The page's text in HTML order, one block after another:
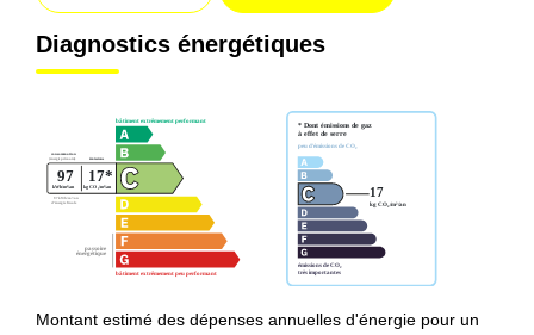
Diagnostics énergétiques
Montant estimé des dépenses annuelles d'énergie pour un